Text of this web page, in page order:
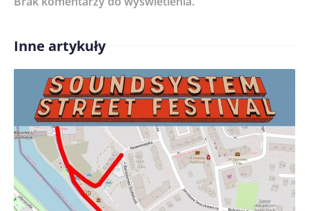
Treść komentarza*
Zapamiętaj moje dane w tej przeglądarce podczas
pisania kolejnych komentarzy.
Inne artykuły